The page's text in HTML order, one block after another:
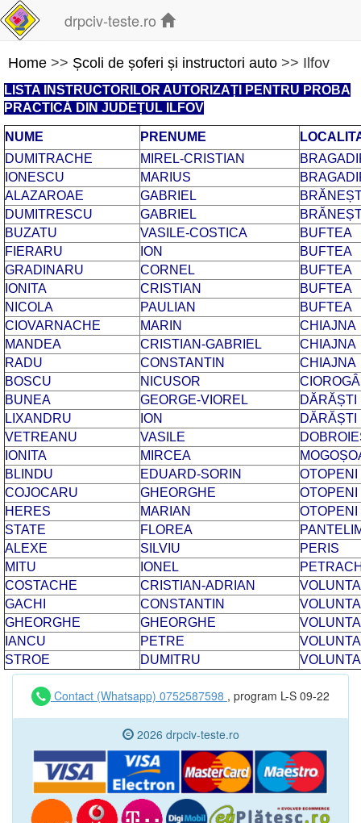
drpciv-teste.ro
Home >> Școli de șoferi și instructori auto >> Ilfov
LISTA INSTRUCTORILOR AUTORIZAȚI PENTRU PROBA
PRACTICĂ DIN JUDEȚUL ILFOV
NUME PRENUME
DUMITRACHE
MIREL-CRISTIAN
IONESCU
MARIUS
ALAZAROAE
GABRIEL
DUMITRESCU
GABRIEL
BUZATU
VASILE-COSTICA
BUFTEA
FIERARU
ION
BUFTEA
GRADINARU
CORNEL
BUFTEA
IONITA
CRISTIAN
BUFTEA
NICOLA
PAULIAN
BUFTEA
CIOVARNACHE
MARIN
CHIAJNA
MANDEA
CRISTIAN-GABRIEL
CHIAJNA
RADU
CONSTANTIN
CHIAJNA
BOSCU
NICUSOR
BUNEA
GEORGE-VIOREL
DĂRĂȘTI
LIXANDRU
ION
DĂRĂȘTI
VETREANU
VASILE
IONITA
MIRCEA
BLINDU
EDUARD-SORIN
OTOPENI
COJOCARU
GHEORGHE
OTOPENI
HERES
MARIAN
OTOPENI
STATE
FLOREA
ALEXE
SILVIU
PERIS
MITU
IONEL
COSTACHE
CRISTIAN-ADRIAN
GACHI
CONSTANTIN
GHEORGHE
GHEORGHE
IANCU
PETRE
STROE
DUMITRU
Contact (Whatsapp) 0752587598 , program L-S 09-22
2026 drpciv-teste.ro